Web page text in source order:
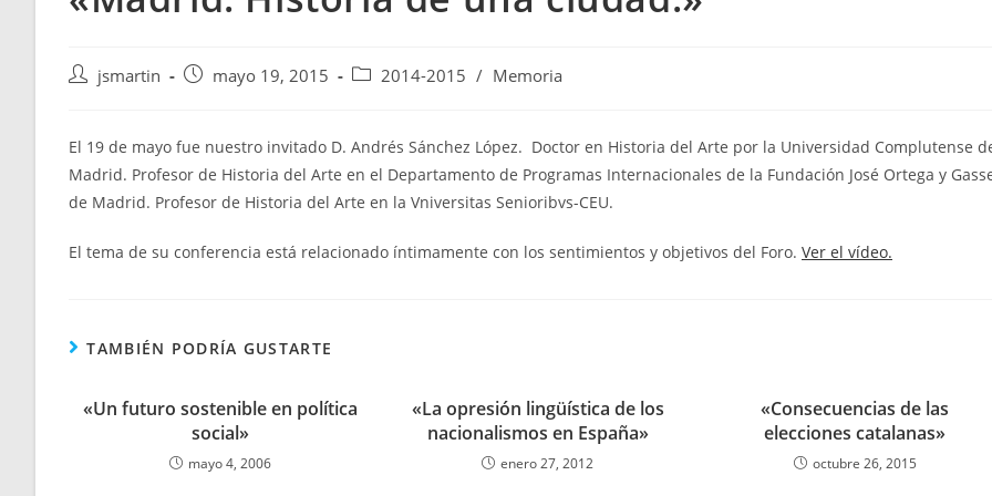
Autor
entrada:
jsmartin
Publicación
entrada:
mayo 19, 2015
Categoría
entrada:
2014-2015 / Memoria
El 19 de mayo fue nuestro invitado D. Andrés Sánchez López. Doctor en Historia del Arte por la Universidad Complutense
Madrid. Profesor de Historia del Arte en el Departamento de Programas Internacionales de la Fundación José Ortega y
de Madrid. Profesor de Historia del Arte en la Vniversitas Senioribvs-CEU.
El tema de su conferencia está relacionado íntimamente con los sentimientos y objetivos del Foro. Ver el vídeo.
TAMBIÉN PODRÍA GUSTARTE
«Un futuro sostenible en política
social»
mayo 4, 2006
«La opresión lingüística de los
nacionalismos en España»
enero 27, 2012
«Consecuencias de las
elecciones catalanas»
octubre 26, 2015